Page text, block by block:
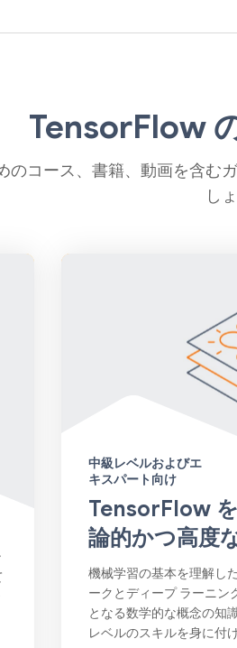
TensorFlow
のコース、書籍、動画を含む
し
中級レベルおよびエ
キスパート向け
TensorFlow
論的かつ高度
機械学習の基本を理解し
ークとディープ ラーニン
となる数学的な概念の知
レベルのスキルを身に付